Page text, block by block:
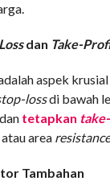
dan Take-
aspek
lossdi bawah
tetapkan
area resistance
Tambahan